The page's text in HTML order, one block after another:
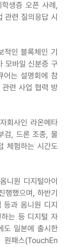
생증 오픈 사례,
관련 질의응답 시
적인 블록체인 기
모바일 신분증 구
어는 설명회에 참
련 사업 협력 방
회사인 라온메타
검, 드론 조종, 물
체험하는 시간도
니원 디지털아이
행했으며, 하반기
등과 옴니원 디지
는 등 디지털 자
도 일본에 출시한
패스(TouchEn